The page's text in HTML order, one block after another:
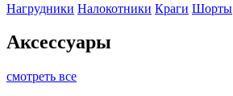
Нагрудники Налокотники Краги Шорты
Аксессуары
смотреть все